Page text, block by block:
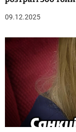
09.12.2025